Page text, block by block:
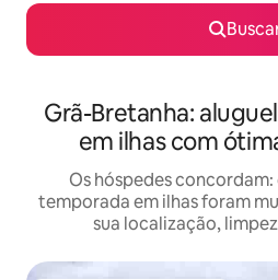
Grã-Bretanha:
em ilhas com
Os hóspedes
temporada em ilhas foram
sua localização,